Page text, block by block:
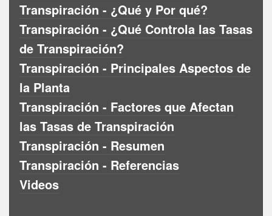
Transpiración - ¿Qué y Por qué?
Transpiración - ¿Qué Controla las Tasas
de Transpiración?
Transpiración - Principales Aspectos de
la Planta
Transpiración - Factores que Afectan
las Tasas de Transpiración
Transpiración - Resumen
Transpiración - Referencias
Videos